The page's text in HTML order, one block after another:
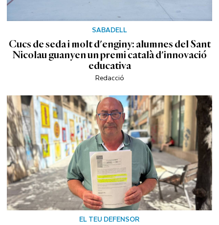
SABADELL
Cucs de seda i molt d'enginy: alumnes del Sant
Nicolau guanyen un premi català d'innovació
educativa
Redacció
EL TEU DEFENSOR